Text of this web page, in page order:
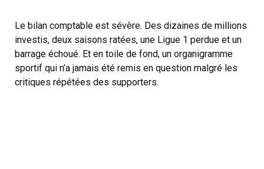
Le bilan comptable est sévère. Des dizaines de millions
investis, deux saisons ratées, une Ligue 1 perdue et un
barrage échoué. Et en toile de fond, un organigramme
sportif qui n’a jamais été remis en question malgré les
critiques répétées des supporters.